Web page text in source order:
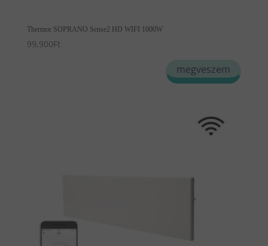
Thermor SOPRANO Sense2 HD WIFI 1000W
99,900Ft
megveszem